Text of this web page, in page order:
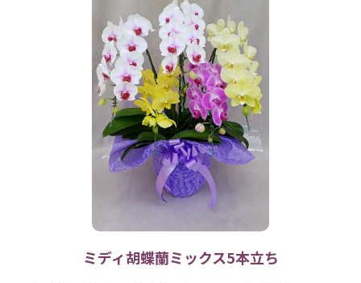
ミディ胡蝶蘭ミックス5本立ち